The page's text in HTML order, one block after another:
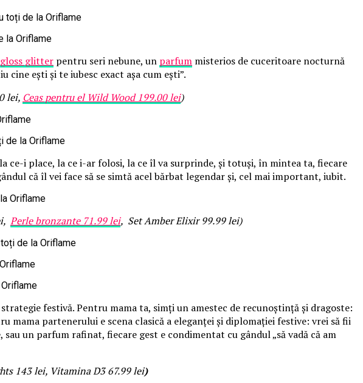
gloss glitter pentru seri nebune, un parfum misterios de cuceritoare nocturnă
ești și te iubesc exact așa cum ești”.
lei, Ceas pentru el Wild Wood 199.00 lei)
i place, la ce i-ar folosi, la ce îl va surprinde, și totuși, în mintea ta, fiecare
că îl vei face să se simtă acel bărbat legendar și, cel mai important, iubit.
Perle bronzante 71.99 lei, Set Amber Elixir 99.99 lei)
festivă. Pentru mama ta, simți un amestec de recunoștință și dragoste:
partenerului e scena clasică a eleganței și diplomației festive: vrei să fii
un parfum rafinat, fiecare gest e condimentat cu gândul „să vadă că am
143 lei, Vitamina D3 67.99 lei)